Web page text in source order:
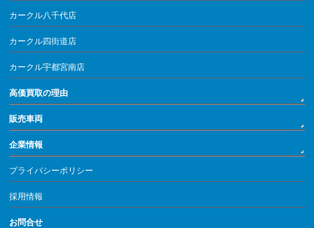
カークル八千代店
カークル四街道店
カークル宇都宮南店
高価買取の理由
販売車両
企業情報
プライバシーポリシー
採用情報
お問合せ